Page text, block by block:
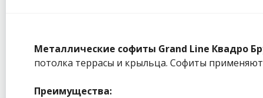
Металлические софиты Grand Line Квадро
потолка террасы и крыльца. Софиты
Преимущества: